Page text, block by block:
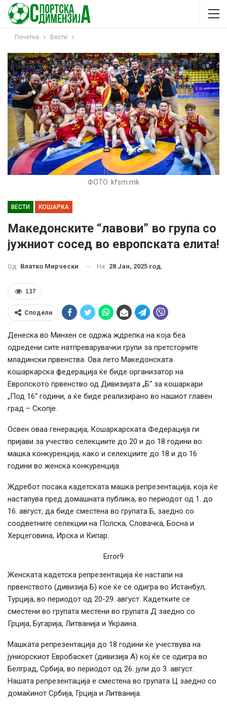
Почетна Вести
ФОТО: kfsm.mk
ВЕСТИ КОШАРКА
Македонските “лавови” во група со
јужниот сосед во европската елита!
Од: Влатко Мирчески На: 28 Јан, 2025 год.
137
Сподели
Денеска во Минхен се одржа ждрепка на која беа
одредени сите натпреварувачки групи за претстојните
младински првенства. Ова лето Македонската
кошаркарска федерација ќе биде организатор на
Европското првенство од Дивизијата „Б“ за кошаркари
„Под 16“ години, а ќе биде реализирано во нашиот главен
град – Скопје.
Освен оваа генерација, Кошаркарската Федерација ги
пријави за учество селекциите до 20 и до 18 години во
машка конкуренција, како и селекциите до 18 и до 16
години во женска конкуренција.
Ждребот посака кадетската машка репрезентација, која ќе
настапува пред домашната публика, во периодот од 1. до
16. август, да биде сместена во групата Б, заедно со
соодветните селекции на Полска, Словачка, Босна и
Херцеговина, Ирска и Кипар.
Error9
Женската кадетска репрезентација ќе настапи на
првенството (дивизија Б) кое ќе се одигра во Истанбул,
Турција, во периодот од 20-29. август. Кадетките се
сместени во групата местени во групата Д заедно со
Грција, Бугарија, Литванија и Украина.
Машката репрезентација до 18 години ќе учествува на
јуниорскиот Евробаскет (дивизија А) кој ќе се одигра во
Белград, Србија, во периодот од 26. јули до 3. август.
Нашата репрезентација е сместена во групата Ц заедно со
домаќинот Србија, Грција и Литванија.